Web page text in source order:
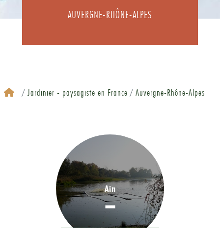
AUVERGNE-RHÔNE-ALPES
Jardinier - paysagiste en France Auvergne-Rhône-Alpes
Ain